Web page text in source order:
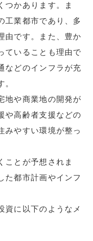
つかあります。ま
工業都市であり、多
由です。また、豊か
ていることも理由で
などのインフラが充
。
地や商業地の開発が
や高齢者支援などの
みやすい環境が整っ
ことが予想されま
た都市計画やインフ
資に以下のようなメ